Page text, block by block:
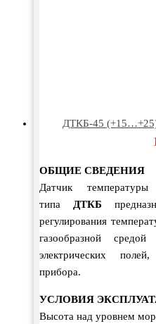
ДТКБ-45 (+15…+25)
ОБЩИЕ СВЕДЕНИЯ
Датчик температуры
типа ДТКБ
регулирования
газообразной
электрических
прибора.
УСЛОВИЯ
Высота над уровнем